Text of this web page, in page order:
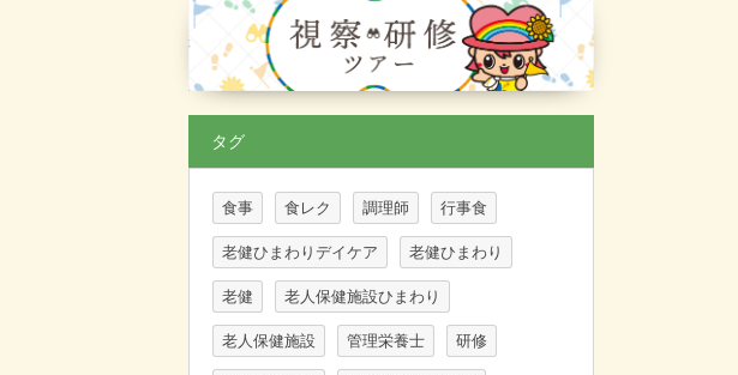
タグ
食事 食レク 調理師 行事食
老健ひまわりデイケア 老健ひまわり
老健 老人保健施設ひまわり
老人保健施設 管理栄養士 研修